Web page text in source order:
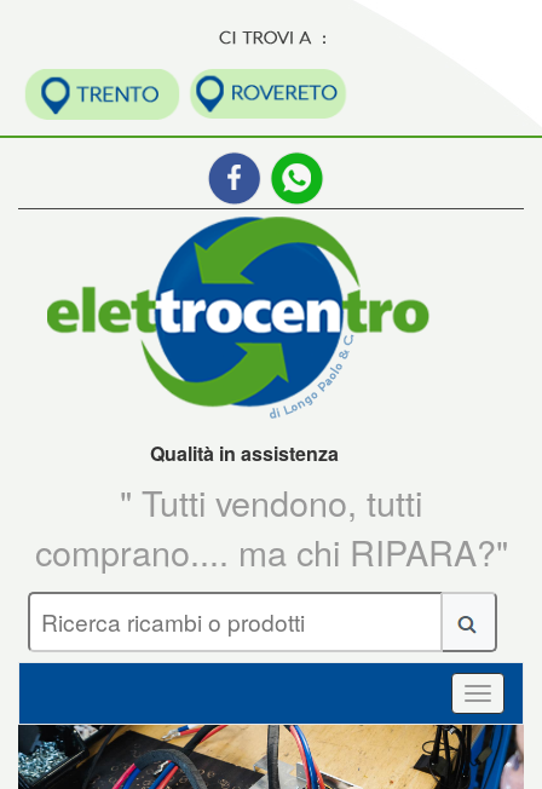
Qualità in assistenza
" Tutti vendono, tutti
comprano.... ma chi RIPARA?"